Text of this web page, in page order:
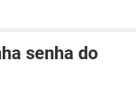
senha do